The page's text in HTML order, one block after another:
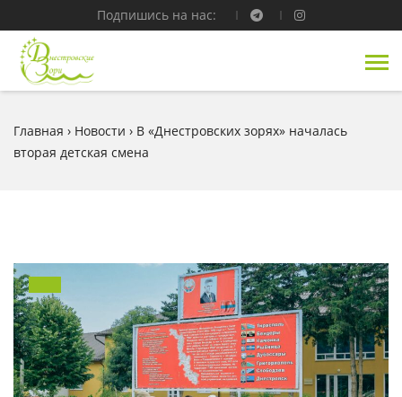
Подпишись на нас:
Главная › Новости › В «Днестровских зорях» началась
вторая детская смена